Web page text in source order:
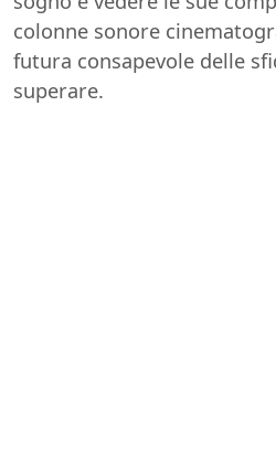
colonne sonore
futura consapevole delle
superare.